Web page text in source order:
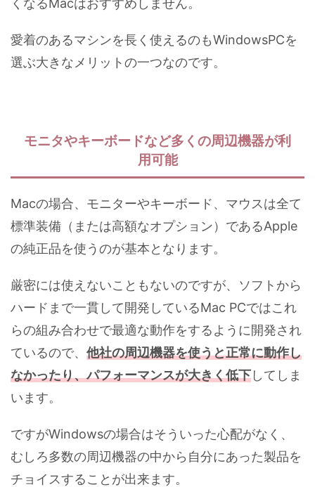
くなるMacはおすすめしません。
愛着のあるマシンを長く使えるのもWindowsPCを
選ぶ大きなメリットの一つなのです。
モニタやキーボードなど多くの周辺機器が利
用可能
Macの場合、モニターやキーボード、マウスは全て
標準装備（または高額なオプション）であるApple
の純正品を使うのが基本となります。
厳密には使えないこともないのですが、ソフトから
ハードまで一貫して開発しているMac PCではこれ
らの組み合わせで最適な動作をするように開発され
ているので、 他社の周辺機器を使うと正常に動作し
なかったり、パフォーマンスが大きく低下してしま
います。
ですがWindowsの場合はそういった心配がなく、
むしろ多数の周辺機器の中から自分にあった製品を
チョイスすることが出来ます。